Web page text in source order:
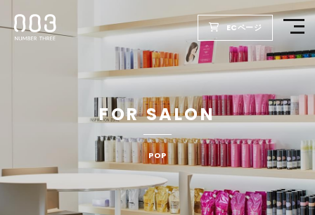
ECページ
FOR SALON
POP
TOP
PRODUCTS
WELLBEING REPORT
FOR SALON